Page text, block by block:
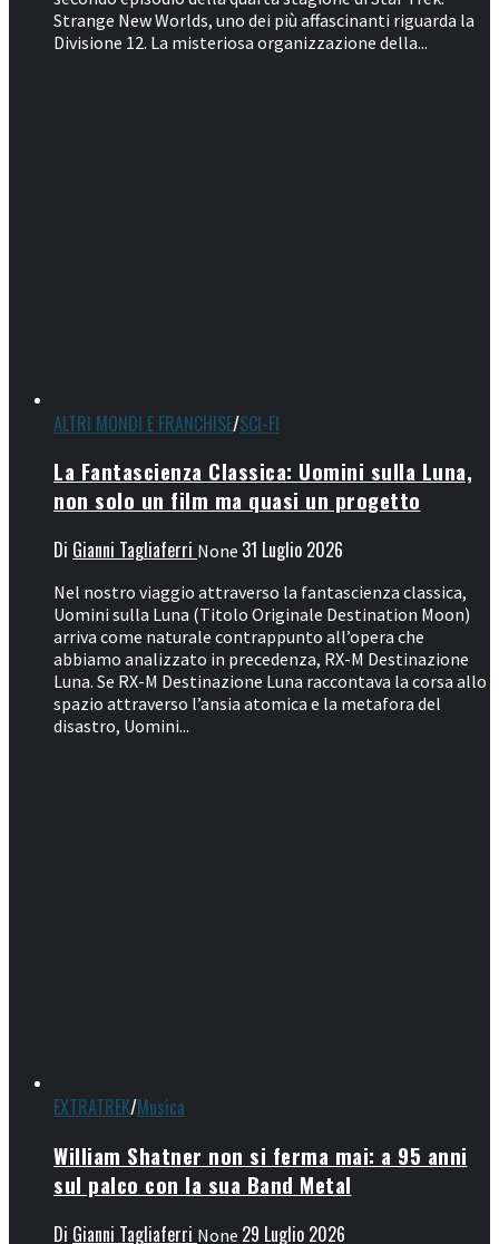
Strange New Worlds, uno dei più affascinanti riguarda la
Divisione 12. La misteriosa organizzazione della...
ALTRI MONDI E FRANCHISE/SCI-FI
La Fantascienza Classica: Uomini sulla Luna,
non solo un film ma quasi un progetto
Di Gianni Tagliaferri None 31 Luglio 2026
Nel nostro viaggio attraverso la fantascienza classica,
Uomini sulla Luna (Titolo Originale Destination Moon)
arriva come naturale contrappunto all’opera che
abbiamo analizzato in precedenza, RX-M Destinazione
Luna. Se RX-M Destinazione Luna raccontava la corsa allo
spazio attraverso l’ansia atomica e la metafora del
disastro, Uomini...
EXTRATREK/Musica
William Shatner non si ferma mai: a 95 anni
sul palco con la sua Band Metal
Di Gianni Tagliaferri None 29 Luglio 2026